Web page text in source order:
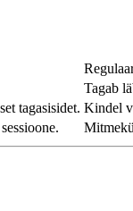
Tagab
tagasisidet. Kindel